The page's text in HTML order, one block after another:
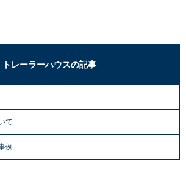
トレーラーハウスの記事
て
例